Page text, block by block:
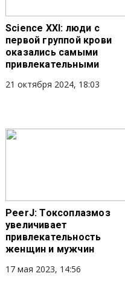
Science XXI: люди с
первой группой крови
оказались самыми
привлекательными
21 октября 2024, 18:03
PeerJ: Токсоплазмоз
увеличивает
привлекательность
женщин и мужчин
17 мая 2023, 14:56